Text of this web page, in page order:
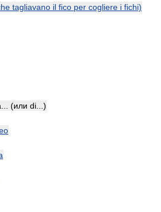
tagliavano il fico per cogliere i fichi)
(или di...)